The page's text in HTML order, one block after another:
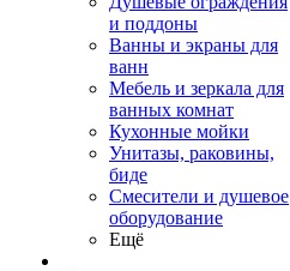
и поддоны
Ванны и экраны для
ванн
Мебель и зеркала для
ванных комнат
Кухонные мойки
Унитазы, раковины,
биде
Смесители и душевое
оборудование
Ещё